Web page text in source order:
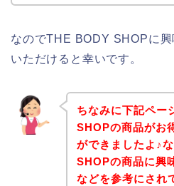
なのでTHE BODY SHOPに
いただけると幸いです。
ちなみに下記ペー
SHOPの商品がお
ができましたよ♪
SHOPの商品に興
などを参考にされ